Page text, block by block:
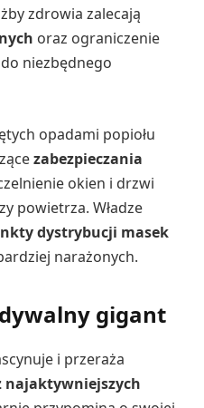
zdrowia zalecają
oraz ograniczenie
niezbędnego
opadami popiołu
zabezpieczania
okien i drzwi
powietrza. Władze
dystrybucji masek
narażonych.
gigant
i przeraża
najaktywniejszych